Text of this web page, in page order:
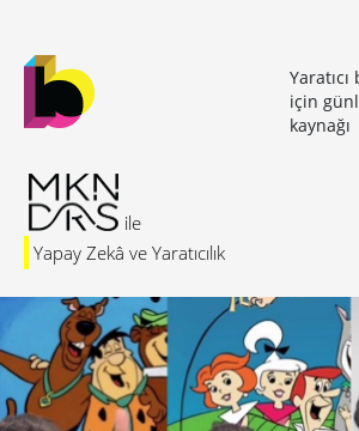
için
kaynağı
Yapay Zekâ ve Yaratıcılık